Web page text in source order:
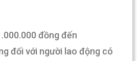
đồng đến
đối với người lao động có